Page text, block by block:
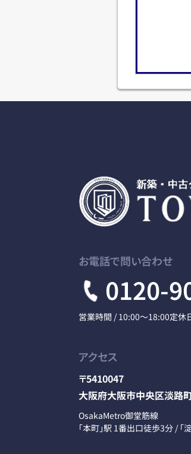
お電話で問い合わせ
0120-
営業時間 / 10:00～18:00定休
アクセス
〒5410047
大阪府大阪市中央区淡路
OsakaMetro御堂筋線
「本町」駅 1番出口徒歩3分 /